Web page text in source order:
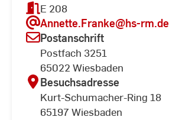
E 208
Annette.Franke@hs-rm.de
Postanschrift
Postfach 3251
65022 Wiesbaden
Besuchsadresse
Kurt-Schumacher-Ring 18
65197 Wiesbaden